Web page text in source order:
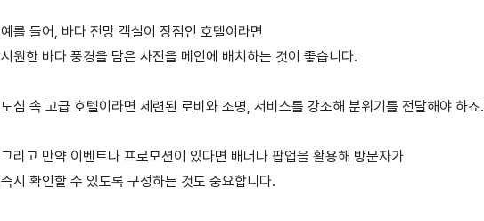
예를 들어, 바다 전망 객실이 장점인 호텔이라면
시원한 바다 풍경을 담은 사진을 메인에 배치하는 것이 좋습니다.
도심 속 고급 호텔이라면 세련된 로비와 조명, 서비스를 강조해 분위기를 전달해야 하죠.
그리고 만약 이벤트나 프로모션이 있다면 배너나 팝업을 활용해 방문자가
즉시 확인할 수 있도록 구성하는 것도 중요합니다.